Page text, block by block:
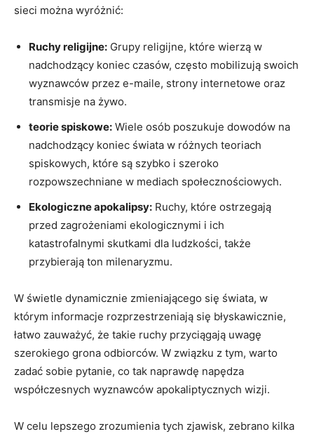
sieci można wyróżnić:
Ruchy ‌religijne: Grupy religijne, które ‌wierzą w
nadchodzący koniec czasów, często mobilizują⁢ swoich
wyznawców przez e-maile, strony internetowe oraz
transmisje ⁤na żywo.
teorie spiskowe: Wiele osób poszukuje ⁤dowodów ⁤na
nadchodzący koniec świata w różnych‌ teoriach
spiskowych, które są szybko i szeroko
rozpowszechniane w mediach ⁤społecznościowych.
Ekologiczne apokalipsy: Ruchy, które ostrzegają
przed zagrożeniami ekologicznymi⁢ i ich
katastrofalnymi⁤ skutkami dla ⁤ludzkości, także
przybierają ton milenaryzmu.
W ⁣świetle dynamicznie zmieniającego się świata, w
którym informacje rozprzestrzeniają‍ się błyskawicznie,
łatwo zauważyć, że ‍takie ruchy ‍przyciągają uwagę
szerokiego grona odbiorców. ​W związku z tym, warto​
zadać sobie pytanie, co tak naprawdę napędza
współczesnych wyznawców apokaliptycznych wizji.
W ‍celu lepszego zrozumienia tych zjawisk, zebrano⁤ kilka